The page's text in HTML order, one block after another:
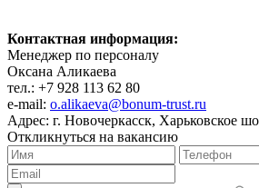
Контактная информация:
Менеджер по персоналу
Оксана Аликаева
тел.: +7 928 113 62 80
e-mail: o.alikaeva@bonum-trust.ru
Адрес: г. Новочеркасск, Харьковское
Откликнуться на вакансию